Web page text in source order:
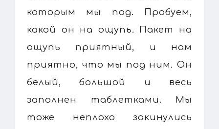
которым мы под. Пробуем,
какой он на ощупь. Пакет на
ощупь приятный, и нам
приятно, что мы под ним. Он
белый, большой и весь
заполнен таблетками. Мы
тоже неплохо закинулись